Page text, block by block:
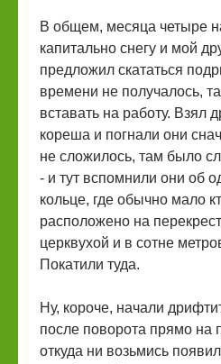
В общем, месяца четыре
капитально снегу и мой
предложил скататься
времени не получалось,
вставать на работу. Взял
кореша и погнали они
не сложилось, там было
- и тут вспомнили они об
кольце, где обычно мало
расположено на
церквухой и в сотне
Покатили туда.
Ну, короче, начали
после поворота прямо на
откуда ни возьмись